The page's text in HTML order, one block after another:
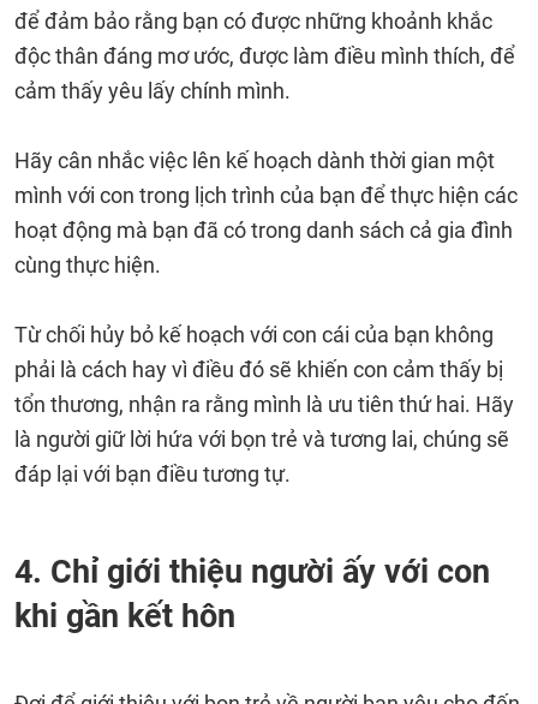
để đảm bảo rằng bạn có được những khoảnh khắc
độc thân đáng mơ ước, được làm điều mình thích, để
cảm thấy yêu lấy chính mình.
Hãy cân nhắc việc lên kế hoạch dành thời gian một
mình với con trong lịch trình của bạn để thực hiện các
hoạt động mà bạn đã có trong danh sách cả gia đình
cùng thực hiện.
Từ chối hủy bỏ kế hoạch với con cái của bạn không
phải là cách hay vì điều đó sẽ khiến con cảm thấy bị
tổn thương, nhận ra rằng mình là ưu tiên thứ hai. Hãy
là người giữ lời hứa với bọn trẻ và tương lai, chúng sẽ
đáp lại với bạn điều tương tự.
4. Chỉ giới thiệu người ấy với con
khi gần kết hôn